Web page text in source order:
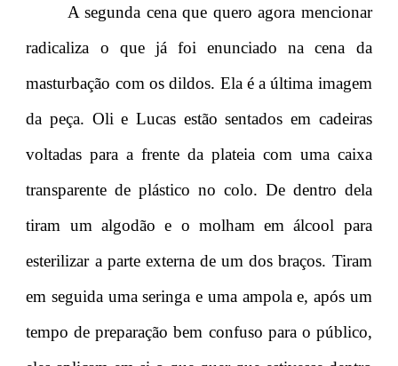
A segunda cena que quero agora mencionar
radicaliza o que já foi enunciado na cena da
masturbação com os dildos. Ela é a última imagem
da peça. Oli e Lucas estão sentados em cadeiras
voltadas para a frente da plateia com uma caixa
transparente de plástico no colo. De dentro dela
tiram um algodão e o molham em álcool para
esterilizar a parte externa de um dos braços. Tiram
em seguida uma seringa e uma ampola e, após um
tempo de preparação bem confuso para o público,